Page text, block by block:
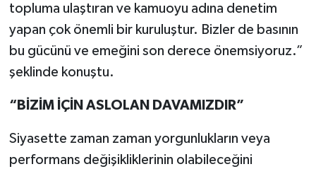
topluma ulaştıran ve kamuoyu adına denetim
yapan çok önemli bir kuruluştur. Bizler de basının
bu gücünü ve emeğini son derece önemsiyoruz.”
şeklinde konuştu.
“BİZİM İÇİN ASLOLAN DAVAMIZDIR”
Siyasette zaman zaman yorgunlukların veya
performans değişikliklerinin olabileceğini